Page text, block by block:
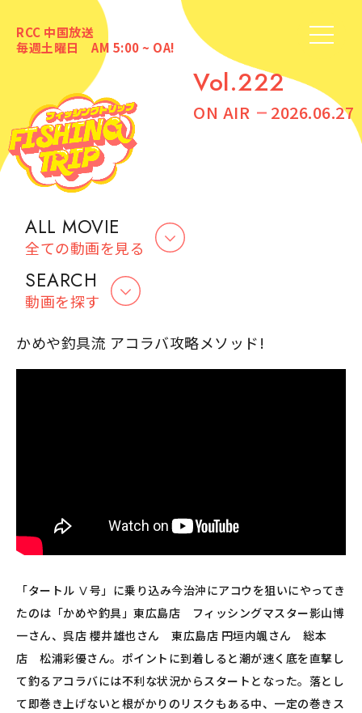
RCC 中国放送
毎週土曜日 AM 5:00 ~ OA!
Vol.222
ON AIR 2026.06.27
ALL MOVIE
全ての動画を見る
SEARCH
動画を探す
かめや釣具流 アコラバ攻略メソッド!
「タートル Ⅴ号」に乗り込み今治沖にアコウを狙いにやってき
たのは「かめや釣具」東広島店 フィッシングマスター影山博
一さん、呉店 櫻井雄也さん 東広島店 円垣内颯さん 総本
店 松浦彩優さん。ポイントに到着しると潮が速く底を直撃し
て釣るアコラバには不利な状況からスタートとなった。落とし
て即巻き上げないと根がかりのリスクもある中、一定の巻きス